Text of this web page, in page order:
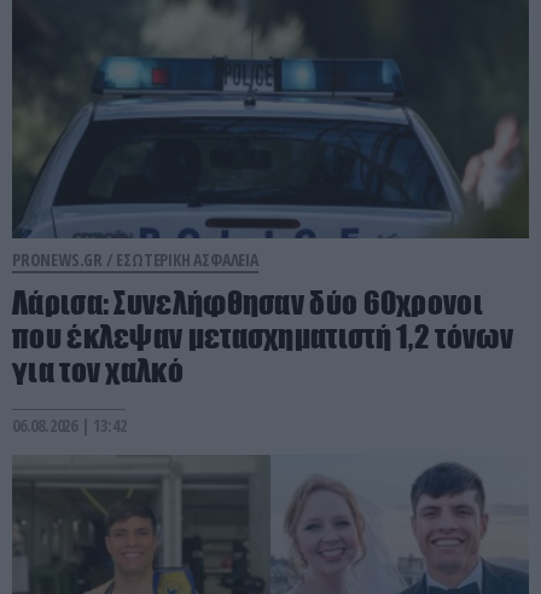
PRONEWS.GR / ΕΣΩΤΕΡΙΚΗ ΑΣΦΑΛΕΙΑ
Λάρισα: Συνελήφθησαν δύο 60χρονοι
που έκλεψαν μετασχηματιστή 1,2 τόνων
για τον χαλκό
06.08.2026 | 13:42